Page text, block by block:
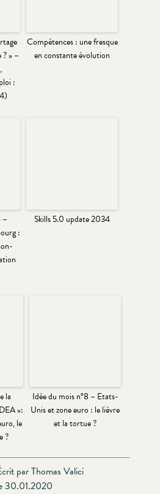
» –
:
Compétences : une fresque
en constante évolution
–
:
Skills 5.0 update 2034
la
»:
le
?
Idée du mois n°8 – Etats-
Unis et zone euro : le lièvre
et la tortue ?
par Thomas Valici
30.01.2020